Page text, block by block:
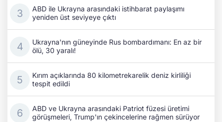
ABD ile Ukrayna arasındaki istihbarat paylaşımı
yeniden üst seviyeye çıktı
Ukrayna'nın güneyinde Rus bombardımanı: En az bir
ölü, 30 yaralı!
Kırım açıklarında 80 kilometrekarelik deniz kirliliği
tespit edildi
ABD ve Ukrayna arasındaki Patriot füzesi üretimi
görüşmeleri, Trump'ın çekincelerine rağmen sürüyor